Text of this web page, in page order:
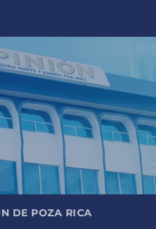
DE POZA RICA